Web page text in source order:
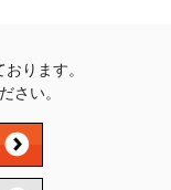
ります。
さい。